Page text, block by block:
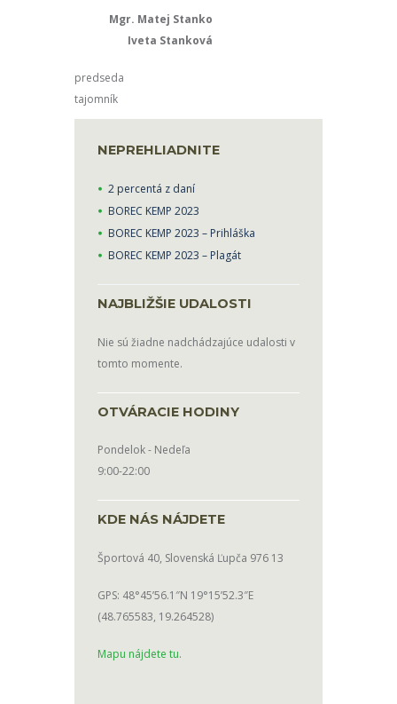
Mgr. Matej Stanko
Iveta Stanková
predseda
tajomník
NEPREHLIADNITE
2 percentá z daní
BOREC KEMP 2023
BOREC KEMP 2023 – Prihláška
BOREC KEMP 2023 – Plagát
NAJBLIŽŠIE UDALOSTI
Nie sú žiadne nadchádzajúce udalosti v
tomto momente.
OTVÁRACIE HODINY
Pondelok - Nedeľa
9:00-22:00
KDE NÁS NÁJDETE
Športová 40, Slovenská Ľupča 976 13
GPS: 48°45’56.1″N 19°15’52.3″E
(48.765583, 19.264528)
Mapu nájdete tu.